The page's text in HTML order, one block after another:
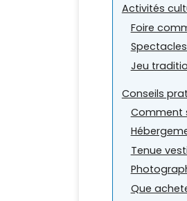
Activités
Foire
Jeu
Conseils
Comment
Tenue
Que